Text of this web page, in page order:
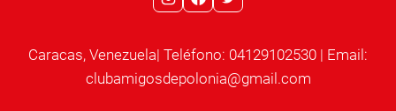
Caracas, Venezuela| Teléfono: 04129102530 | Email:
clubamigosdepolonia@gmail.com